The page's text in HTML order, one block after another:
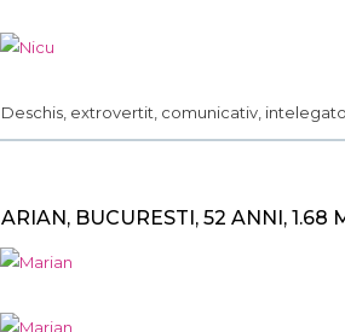
Deschis, extrovertit, comunicativ,
BUCURESTI, 52 ANNI, 1.68